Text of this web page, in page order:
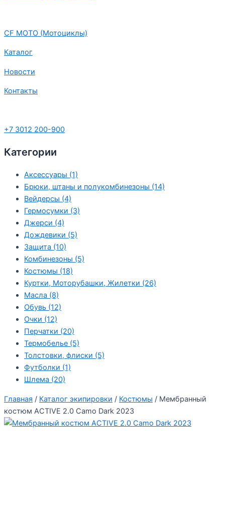
CF MOTO (Мотоциклы)
Каталог
Новости
Контакты
+7 3012 200-900
Категории
Аксессуары (1)
Брюки, штаны и полукомбинезоны (14)
Вейдерсы (4)
Гермосумки (3)
Джерси (4)
Дождевики (5)
Защита (10)
Комбинезоны (5)
Костюмы (18)
Куртки, Моторубашки, Жилетки (26)
Масла (8)
Обувь (12)
Очки (12)
Перчатки (20)
Термобелье (5)
Толстовки, флиски (5)
Футболки (1)
Шлема (20)
Главная / Каталог экипировки / Костюмы / Мембранный
костюм ACTIVE 2.0 Camo Dark 2023